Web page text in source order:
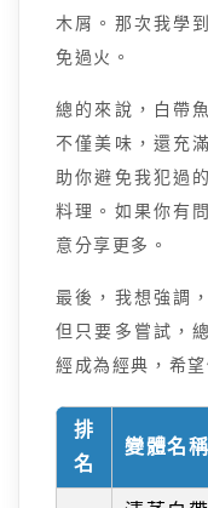
木屑。那次我學
免過火。
總的來說，白帶
不僅美味，還充
助你避免我犯過
料理。如果你有
意分享更多。
最後，我想強調
但只要多嘗試，
經成為經典，希望
排
名
變體名稱